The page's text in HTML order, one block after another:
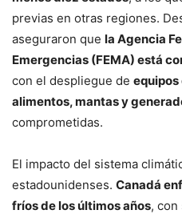
previas en otras regiones.
aseguraron que la Agencia
Emergencias (FEMA) está
con el despliegue de
alimentos, mantas y
comprometidas.
El impacto del sistema
estadounidenses. Canadá
fríos de los últimos años, con